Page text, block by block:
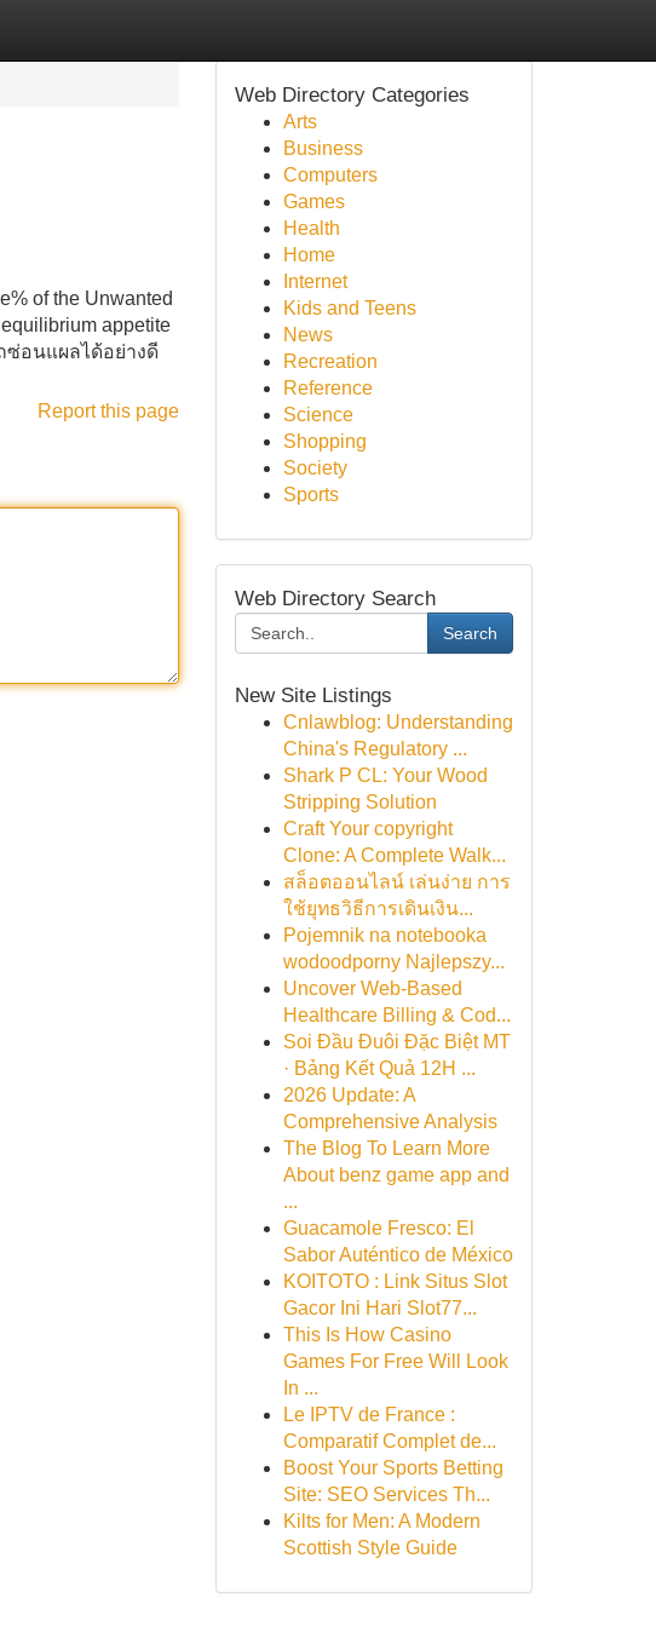
of the Unwanted
appetite
ซ่อนแผลได้อย่างดี
Report this page
Web Directory Categories
Arts
Business
Computers
Games
Health
Home
Internet
Kids and Teens
News
Recreation
Reference
Science
Shopping
Society
Sports
Web Directory Search
Search
New Site Listings
Cnlawblog: Understanding
China's Regulatory ...
Shark P CL: Your Wood
Stripping Solution
Craft Your copyright
Clone: A Complete Walk...
สล็อตออนไลน์ เล่นง่าย การ
ใช้ยุทธวิธีการเดินเงิน...
Pojemnik na notebooka
wodoodporny Najlepszy...
Uncover Web-Based
Healthcare Billing & Cod...
Soi Đầu Đuôi Đặc Biệt MT
· Bảng Kết Quả 12H ...
2026 Update: A
Comprehensive Analysis
The Blog To Learn More
About benz game app and
...
Guacamole Fresco: El
Sabor Auténtico de México
KOITOTO : Link Situs Slot
Gacor Ini Hari Slot77...
This Is How Casino
Games For Free Will Look
In ...
Le IPTV de France :
Comparatif Complet de...
Boost Your Sports Betting
Site: SEO Services Th...
Kilts for Men: A Modern
Scottish Style Guide